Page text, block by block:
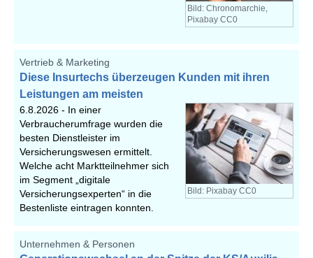
Bild: Chronomarchie,
Pixabay CC0
Vertrieb & Marketing
Diese Insurtechs überzeugen Kunden mit ihren
Leistungen am meisten
Bild: Pixabay CC0
6.8.2026 - In einer
Verbraucherumfrage wurden die
besten Dienstleister im
Versicherungswesen ermittelt.
Welche acht Marktteilnehmer sich
im Segment „digitale
Versicherungsexperten“ in die
Bestenliste eintragen konnten.
Unternehmen & Personen